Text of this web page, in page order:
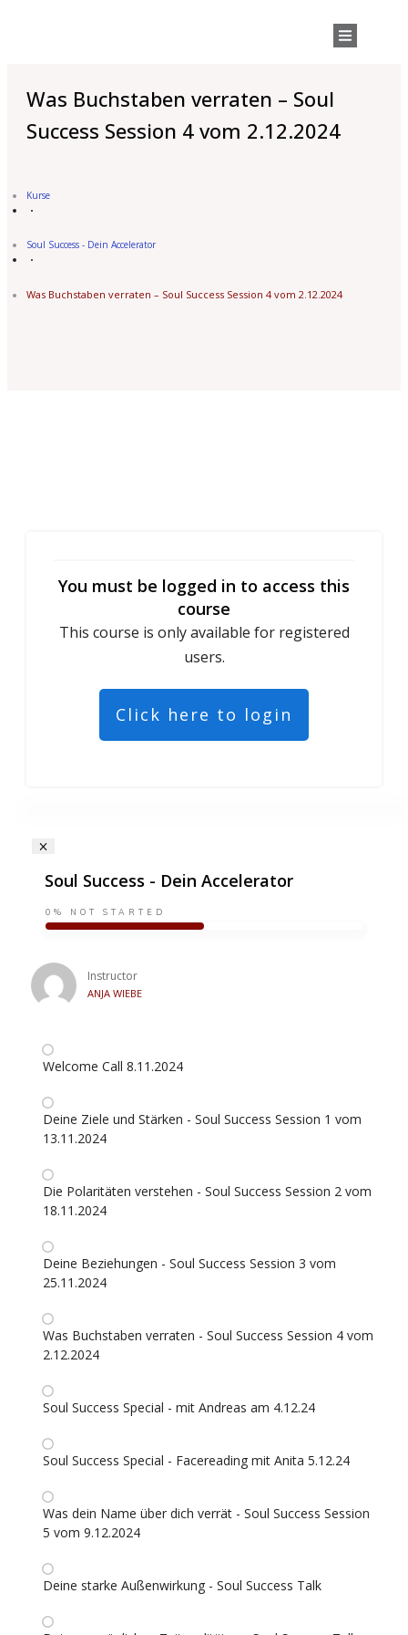
Was Buchstaben verraten – Soul
Success Session 4 vom 2.12.2024
Kurse
Soul Success - Dein Accelerator
Was Buchstaben verraten – Soul Success Session 4 vom 2.12.2024
You must be logged in to access this
course
This course is only available for registered
users.
Click here to login
Soul Success - Dein Accelerator
0% NOT STARTED
Instructor
ANJA WIEBE
Welcome Call 8.11.2024
Deine Ziele und Stärken - Soul Success Session 1 vom
13.11.2024
Die Polaritäten verstehen - Soul Success Session 2 vom
18.11.2024
Deine Beziehungen - Soul Success Session 3 vom
25.11.2024
Was Buchstaben verraten - Soul Success Session 4 vom
2.12.2024
Soul Success Special - mit Andreas am 4.12.24
Soul Success Special - Facereading mit Anita 5.12.24
Was dein Name über dich verrät - Soul Success Session
5 vom 9.12.2024
Deine starke Außenwirkung - Soul Success Talk